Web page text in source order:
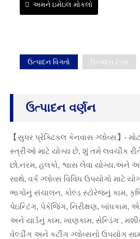
અમને ઇમેઇલ મોકલો
ઉત્પાદન વિગતો ઉત્પાદન ટૅગ્સ
ઉત્પાદન વર્ણન
【સુપર પ્રેક્ટિકલ કેનવાસ ગ્લોવ્સ】-
સ્ત્રીઓ માટે યોગ્ય છે, શું તમે લવચીક રીતે
છો.નરમ, હલકો, શ્વાસ લેવા યોગ્ય.અને
સાથે, વર્ક ગ્લોવ્સ વિવિધ ઉપયોગો માટે
ભાગોનું સંચાલન, કોલ્ડ સ્ટોરેજનું કામ,
પેઇન્ટિંગ, પેકેજિંગ, નિરીક્ષણ, બાંધકામ,
અને યાર્ડનું કામ, ખાણકામ, સેન્ડિંગ , મશીન
વેલ્ડીંગ અને કટીંગ ગ્લોવ્સનો ઉપયોગ